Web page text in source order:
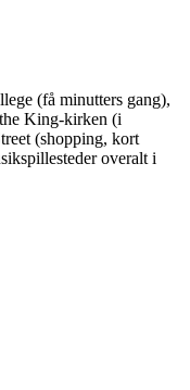
(få minutters gang),
King-kirken (i
(shopping, kort
overalt i